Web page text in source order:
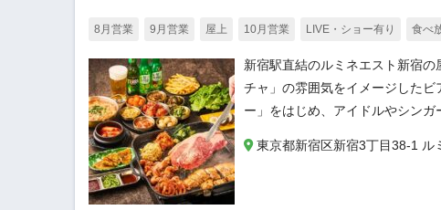
8月営業 9月営業 屋上 10月営業 LIVE・ショー有り 食べ
新宿駅直結のルミネエスト新宿
チャ」の雰囲気をイメージした
ー」をはじめ、アイドルやシン
東京都新宿区新宿3丁目38‐1 ル